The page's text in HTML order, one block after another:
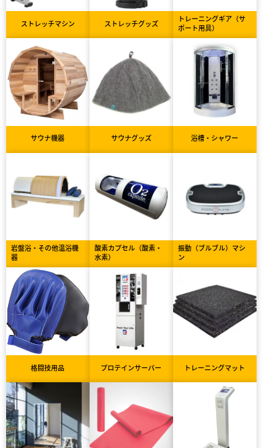
ストレッチマシン ストレッチグッズ
トレーニングギア（サ
ポート用具）
サウナ機器 サウナグッズ 浴槽・シャワー
岩盤浴・その他温浴機
器
酸素カプセル（酸素・
水素）
振動（ブルブル）マシ
ン
格闘技用品 プロテインサーバー トレーニングマット